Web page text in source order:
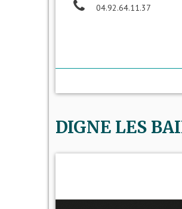
04.92.64.11.37
DIGNE LES